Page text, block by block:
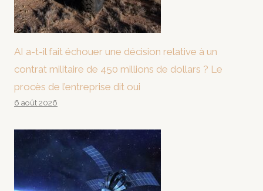
AI a-t-il fait échouer une décision relative à un
contrat militaire de 450 millions de dollars ? Le
procès de l’entreprise dit oui
6 août 2026